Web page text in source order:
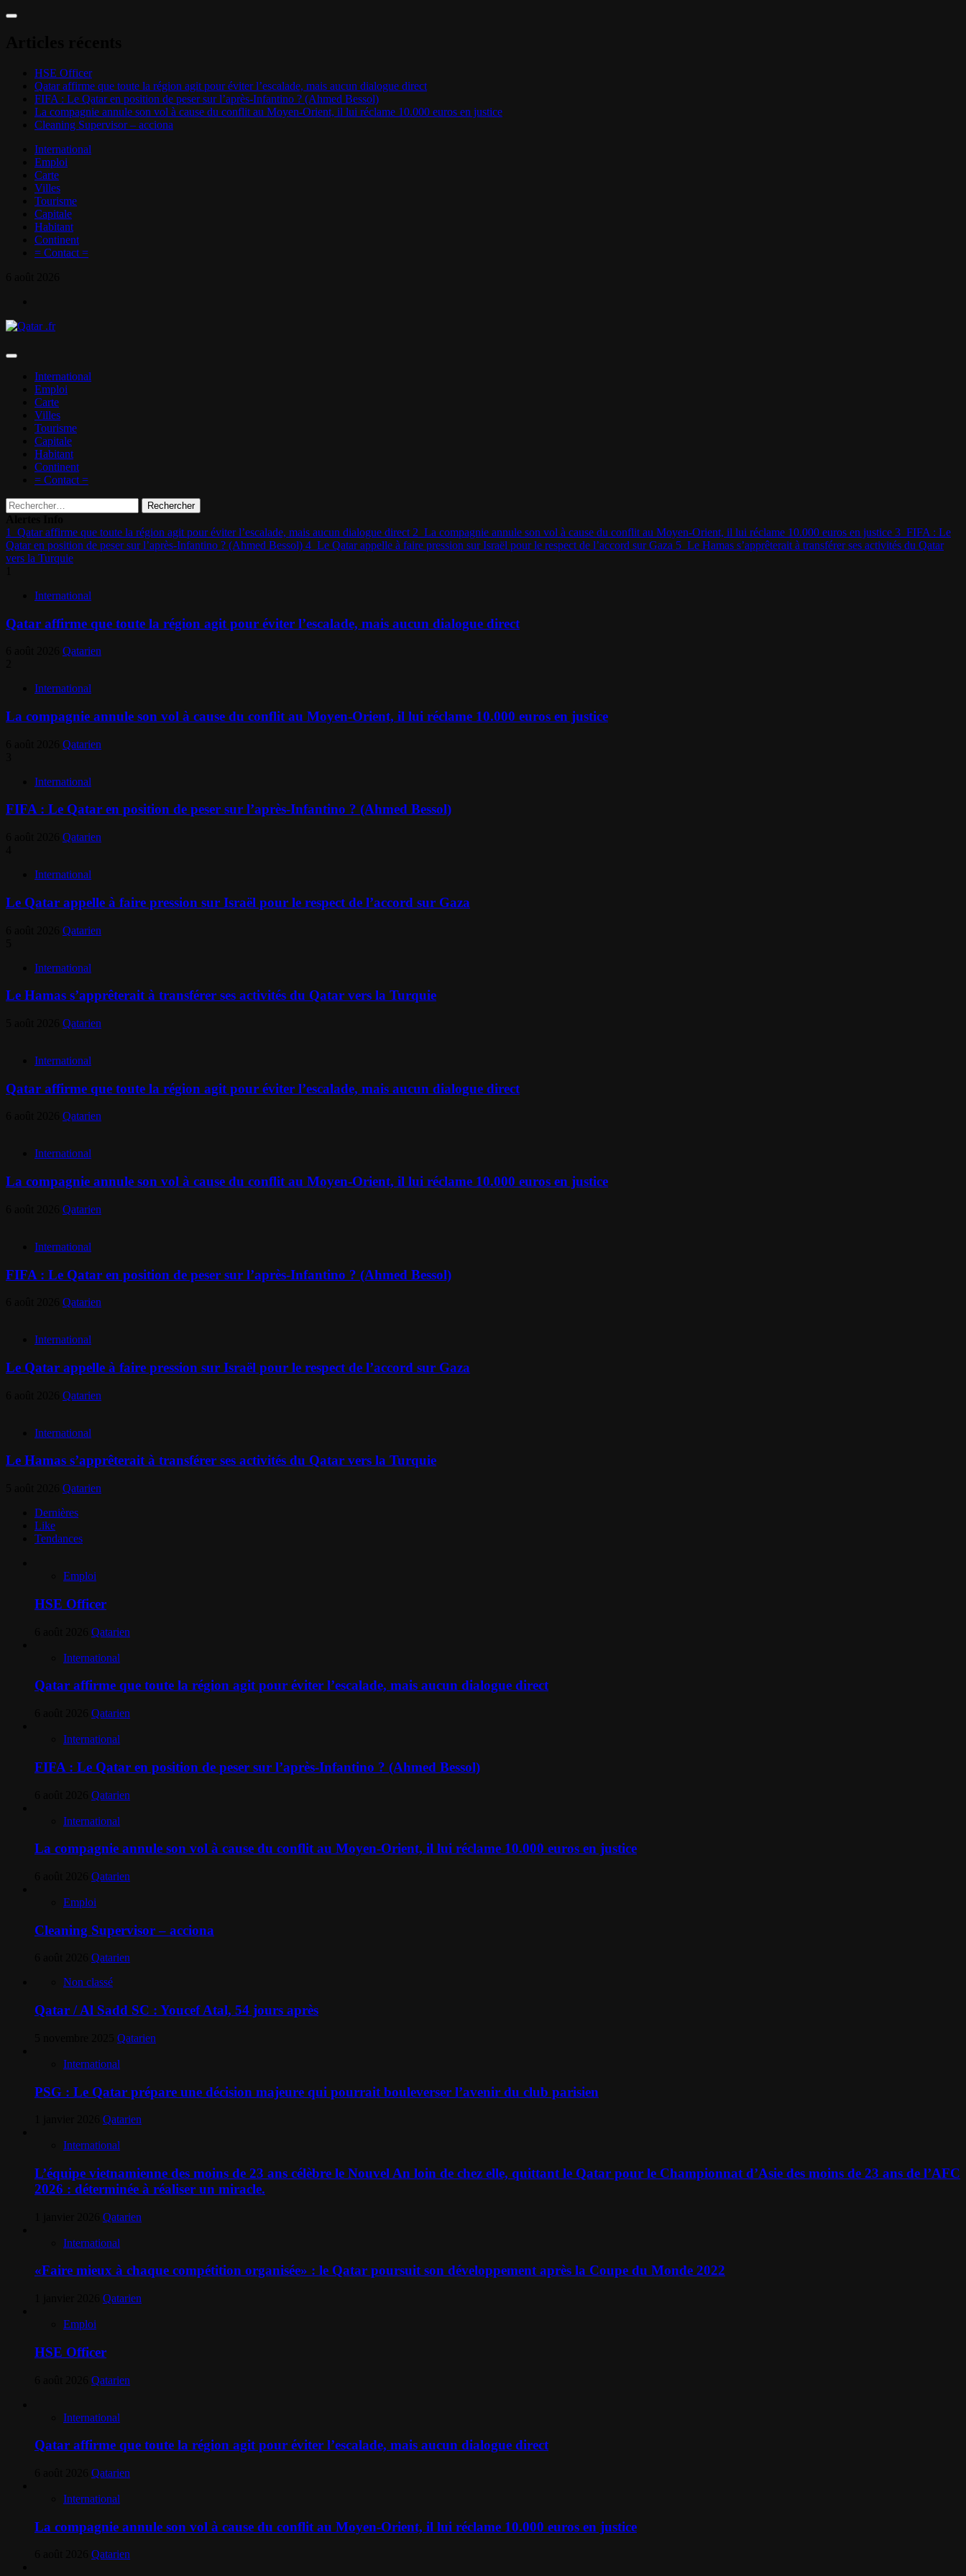
Aller
HSE Officer
Qatar affirme que toute la région agit pour éviter l’escalade, mais aucun dialogue direct
FIFA : Le Qatar en position de peser sur l’après-Infantino ? (Ahmed Bessol)
La compagnie annule son vol à cause du conflit au Moyen-Orient, il lui réclame 10.000 euros en justice
Cleaning Supervisor – acciona
International
Emploi
Carte
Villes
Tourisme
Capitale
Habitant
Continent
= Contact =
Menu
principalInternational
Emploi
Carte
Villes
Tourisme
Capitale
Habitant
Continent
= Contact =
Rechercher :
1
Qatar affirme que toute la région agit pour éviter l’escalade, mais aucun dialogue direct 2 La compagnie annule son vol à cause du conflit au Moyen-Orient, il lui réclame 10.000 euros en justice 3 FIFA : Le
Qatar en position de peser sur l’après-Infantino ? (Ahmed Bessol) 4 Le Qatar appelle à faire pression sur Israël pour le respect de l’accord sur Gaza 5 Le Hamas s’apprêterait à transférer ses activités du Qatar
vers la Turquie
International
Qatar affirme que toute la région agit pour éviter l’escalade, mais aucun dialogue direct
Qatarien
International
La compagnie annule son vol à cause du conflit au Moyen-Orient, il lui réclame 10.000 euros en justice
Qatarien
International
FIFA : Le Qatar en position de peser sur l’après-Infantino ? (Ahmed Bessol)
Qatarien
International
Le Qatar appelle à faire pression sur Israël pour le respect de l’accord sur Gaza
Qatarien
International
Le Hamas s’apprêterait à transférer ses activités du Qatar vers la Turquie
Qatarien
International
Qatar affirme que toute la région agit pour éviter l’escalade, mais aucun dialogue direct
Qatarien
International
La compagnie annule son vol à cause du conflit au Moyen-Orient, il lui réclame 10.000 euros en justice
Qatarien
International
FIFA : Le Qatar en position de peser sur l’après-Infantino ? (Ahmed Bessol)
Qatarien
International
Le Qatar appelle à faire pression sur Israël pour le respect de l’accord sur Gaza
Qatarien
International
Le Hamas s’apprêterait à transférer ses activités du Qatar vers la Turquie
Qatarien
Dernières
Like
Tendances
Emploi
HSE Officer
Qatarien
International
Qatar affirme que toute la région agit pour éviter l’escalade, mais aucun dialogue direct
Qatarien
International
FIFA : Le Qatar en position de peser sur l’après-Infantino ? (Ahmed Bessol)
Qatarien
International
La compagnie annule son vol à cause du conflit au Moyen-Orient, il lui réclame 10.000 euros en justice
Qatarien
Emploi
Cleaning Supervisor – acciona
Qatarien
Non classé
Qatar / Al Sadd SC : Youcef Atal, 54 jours après
Qatarien
International
PSG : Le Qatar prépare une décision majeure qui pourrait bouleverser l’avenir du club parisien
Qatarien
International
L’équipe vietnamienne des moins de 23 ans célèbre le Nouvel An loin de chez elle, quittant le Qatar pour le Championnat d’Asie des moins de 23 ans de l’AFC
2026 : déterminée à réaliser un miracle.
Qatarien
International
«Faire mieux à chaque compétition organisée» : le Qatar poursuit son développement après la Coupe du Monde 2022
Qatarien
Emploi
HSE Officer
Qatarien
International
Qatar affirme que toute la région agit pour éviter l’escalade, mais aucun dialogue direct
Qatarien
International
La compagnie annule son vol à cause du conflit au Moyen-Orient, il lui réclame 10.000 euros en justice
Qatarien